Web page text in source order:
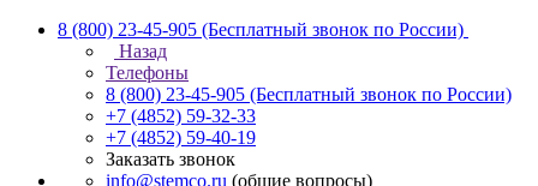
8 (800) 23-45-905 (Бесплатный звонок по России)
Назад
Телефоны
8 (800) 23-45-905 (Бесплатный звонок по России)
+7 (4852) 59-32-33
+7 (4852) 59-40-19
Заказать звонок
info@stemco.ru (общие вопросы)